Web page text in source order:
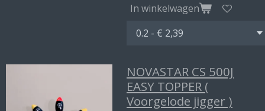
In winkelwagen
NOVASTAR CS 500J
EASY TOPPER (
Voorgelode jigger )